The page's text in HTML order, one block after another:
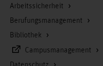
Arbeitssicherheit
Berufungsmanagement
Bibliothek
Campusmanagement